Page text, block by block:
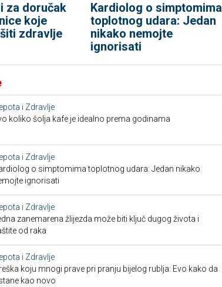
za doručak
koje
zdravlje
Kardiolog o simptomima
toplotnog udara: Jedan
nikako nemojte
ignorisati
i Zdravlje
koliko šolja kafe je idealno prema godinama
i Zdravlje
o simptomima toplotnog udara: Jedan nikako
ignorisati
i Zdravlje
zanemarena žlijezda može biti ključ dugog života i
od raka
i Zdravlje
koju mnogi prave pri pranju bijelog rublja: Evo kako da
kao novo